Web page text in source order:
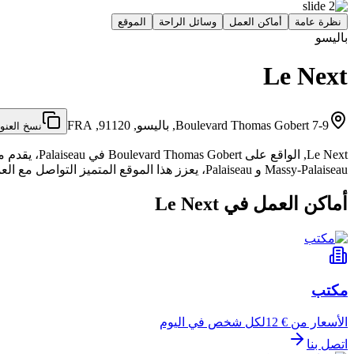
نظرة عامة أماكن العمل وسائل الراحة الموقع
باليسو
Le Next
7-9 Boulevard Thomas Gobert, باليسو, 91120, FRA نسخ
Massy‑Palaiseau و Palaiseau، يعزز هذا الموقع المتميز التواصل مع العملاء، والرؤية المهنية، والتعاون داخل محور رائد للعلوم والتكنولوجيا.
أماكن العمل في Le Next
مكتب
الأسعار من € 12
لكل شخص في اليوم
اتصل بنا